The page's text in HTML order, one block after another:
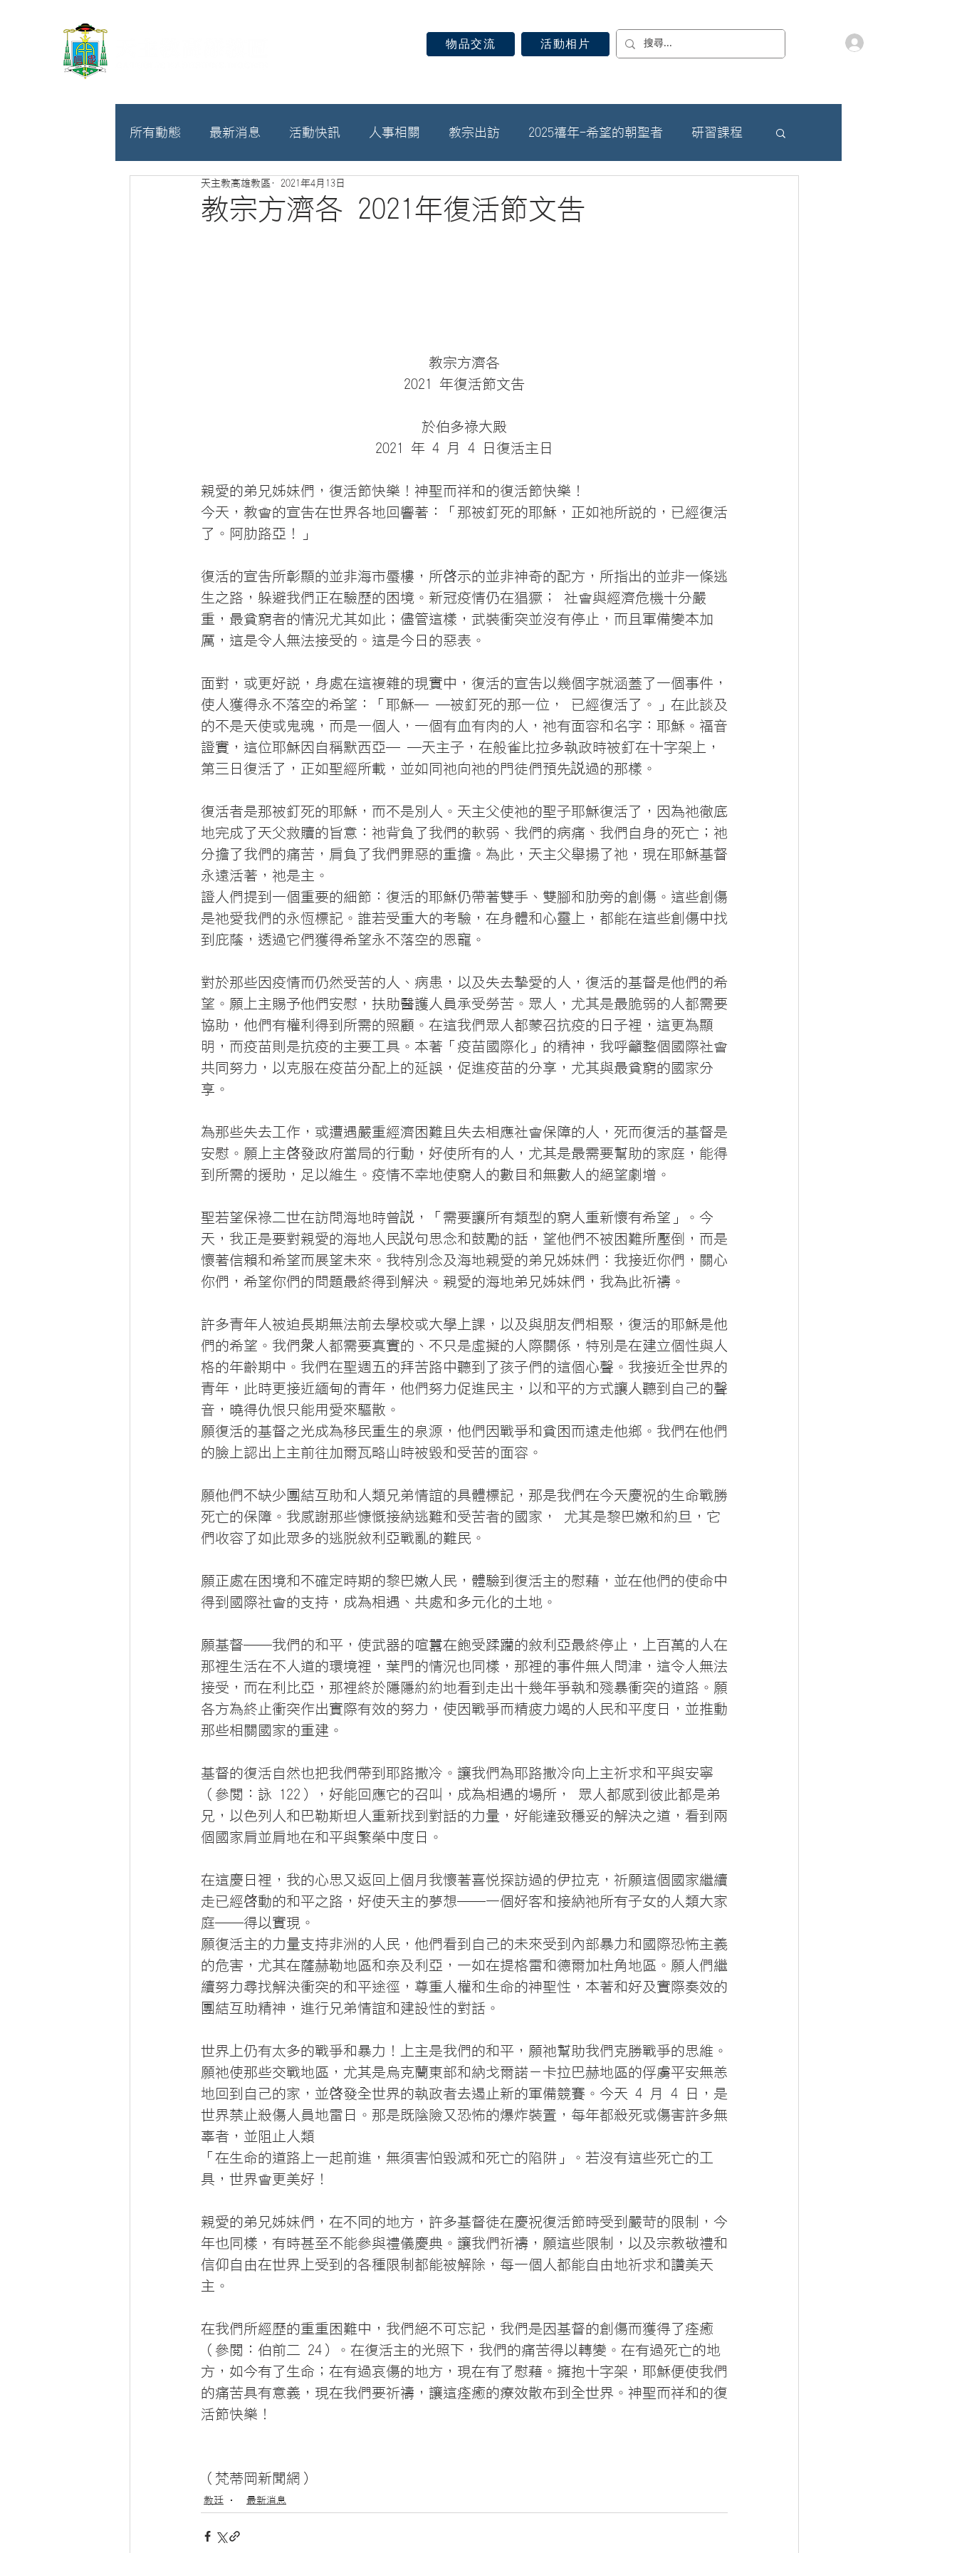
物品交流 活動相片
所有動態 最新消息 活動快訊 人事相關 教宗出訪 2025禧年-希望的朝聖者 研習課程
募款相關
教宗方濟各 2021年復活節文告
天主教高雄教區 2021年4月13日
教宗方濟各
2021 年復活節文告
於伯多祿大殿
2021 年 4 月 4 日復活主日
親愛的弟兄姊妹們，復活節快樂！神聖而祥和的復活節快樂！
今天，教會的宣告在世界各地回響著：「那被釘死的耶穌，正如祂所說的，已經復活
了。阿肋路亞！」
復活的宣告所彰顯的並非海市蜃樓，所啓示的並非神奇的配方，所指出的並非一條逃
生之路，躲避我們正在驗歷的困境。新冠疫情仍在猖獗； 社會與經濟危機十分嚴
重，最貧窮者的情況尤其如此；儘管這樣，武裝衝突並沒有停止，而且軍備變本加
厲，這是令人無法接受的。這是今日的惡表。
面對，或更好說，身處在這複雜的現實中，復活的宣告以幾個字就涵蓋了一個事件，
使人獲得永不落空的希望：「耶穌─ ─被釘死的那一位， 已經復活了。」在此談及
的不是天使或鬼魂，而是一個人，一個有血有肉的人，祂有面容和名字：耶穌。福音
證實，這位耶穌因自稱默西亞─ ─天主子，在般雀比拉多執政時被釘在十字架上，
第三日復活了，正如聖經所載，並如同祂向祂的門徒們預先説過的那樣。
復活者是那被釘死的耶穌，而不是別人。天主父使祂的聖子耶穌復活了，因為祂徹底
地完成了天父救贖的旨意：祂背負了我們的軟弱、我們的病痛、我們自身的死亡；祂
分擔了我們的痛苦，肩負了我們罪惡的重擔。為此，天主父舉揚了祂，現在耶穌基督
永遠活著，祂是主。
證人們提到一個重要的細節：復活的耶穌仍帶著雙手、雙腳和肋旁的創傷。這些創傷
是祂愛我們的永恆標記。誰若受重大的考驗，在身體和心靈上，都能在這些創傷中找
到庇蔭，透過它們獲得希望永不落空的恩寵。
對於那些因疫情而仍然受苦的人、病患，以及失去摯愛的人，復活的基督是他們的希
望。願上主賜予他們安慰，扶助醫護人員承受勞苦。眾人，尤其是最脆弱的人都需要
協助，他們有權利得到所需的照顧。在這我們眾人都蒙召抗疫的日子裡，這更為顯
明，而疫苗則是抗疫的主要工具。本著「疫苗國際化」的精神，我呼籲整個國際社會
共同努力，以克服在疫苗分配上的延誤，促進疫苗的分享，尤其與最貧窮的國家分
享。
為那些失去工作，或遭遇嚴重經濟困難且失去相應社會保障的人，死而復活的基督是
安慰。願上主啓發政府當局的行動，好使所有的人，尤其是最需要幫助的家庭，能得
到所需的援助，足以維生。疫情不幸地使窮人的數目和無數人的絕望劇增。
聖若望保祿二世在訪問海地時曾説，「需要讓所有類型的窮人重新懷有希望」。今
天，我正是要對親愛的海地人民説句思念和鼓勵的話，望他們不被困難所壓倒，而是
懷著信賴和希望而展望未來。我特別念及海地親愛的弟兄姊妹們：我接近你們，關心
你們，希望你們的問題最終得到解決。親愛的海地弟兄姊妹們，我為此祈禱。
許多青年人被迫長期無法前去學校或大學上課，以及與朋友們相聚，復活的耶穌是他
們的希望。我們衆人都需要真實的、不只是虛擬的人際關係，特別是在建立個性與人
格的年齡期中。我們在聖週五的拜苦路中聽到了孩子們的這個心聲。我接近全世界的
青年，此時更接近緬甸的青年，他們努力促進民主，以和平的方式讓人聽到自己的聲
音，曉得仇恨只能用愛來驅散。
願復活的基督之光成為移民重生的泉源，他們因戰爭和貧困而遠走他鄉。我們在他們
的臉上認出上主前往加爾瓦略山時被毀和受苦的面容。
願他們不缺少團結互助和人類兄弟情誼的具體標記，那是我們在今天慶祝的生命戰勝
死亡的保障。我感謝那些慷慨接納逃難和受苦者的國家， 尤其是黎巴嫩和約旦，它
們收容了如此眾多的逃脫敘利亞戰亂的難民。
願正處在困境和不確定時期的黎巴嫩人民，體驗到復活主的慰藉，並在他們的使命中
得到國際社會的支持，成為相遇、共處和多元化的土地。
願基督──我們的和平，使武器的喧囂在飽受蹂躪的敘利亞最終停止，上百萬的人在
那裡生活在不人道的環境裡，葉門的情況也同樣，那裡的事件無人問津，這令人無法
接受，而在利比亞，那裡終於隱隱約約地看到走出十幾年爭執和殘暴衝突的道路。願
各方為終止衝突作出實際有效的努力，使因戰爭而精疲力竭的人民和平度日，並推動
那些相關國家的重建。
基督的復活自然也把我們帶到耶路撒冷。讓我們為耶路撒冷向上主祈求和平與安寧
（參閱：詠 122），好能回應它的召叫，成為相遇的場所， 眾人都感到彼此都是弟
兄，以色列人和巴勒斯坦人重新找到對話的力量，好能達致穩妥的解決之道，看到兩
個國家肩並肩地在和平與繁榮中度日。
在這慶日裡，我的心思又返回上個月我懷著喜悅探訪過的伊拉克，祈願這個國家繼續
走已經啓動的和平之路，好使天主的夢想──一個好客和接納祂所有子女的人類大家
庭──得以實現。
願復活主的力量支持非洲的人民，他們看到自己的未來受到內部暴力和國際恐怖主義
的危害，尤其在薩赫勒地區和奈及利亞，一如在提格雷和德爾加杜角地區。願人們繼
續努力尋找解決衝突的和平途徑，尊重人權和生命的神聖性，本著和好及實際奏效的
團結互助精神，進行兄弟情誼和建設性的對話。
世界上仍有太多的戰爭和暴力！上主是我們的和平，願祂幫助我們克勝戰爭的思維。
願祂使那些交戰地區，尤其是烏克蘭東部和納戈爾諾－卡拉巴赫地區的俘虜平安無恙
地回到自己的家，並啓發全世界的執政者去遏止新的軍備競賽。今天 4 月 4 日，是
世界禁止殺傷人員地雷日。那是既陰險又恐怖的爆炸裝置，每年都殺死或傷害許多無
辜者，並阻止人類
「在生命的道路上一起前進，無須害怕毀滅和死亡的陷阱」。若沒有這些死亡的工
具，世界會更美好！
親愛的弟兄姊妹們，在不同的地方，許多基督徒在慶祝復活節時受到嚴苛的限制，今
年也同樣，有時甚至不能參與禮儀慶典。讓我們祈禱，願這些限制，以及宗教敬禮和
信仰自由在世界上受到的各種限制都能被解除，每一個人都能自由地祈求和讚美天
主。
在我們所經歷的重重困難中，我們絕不可忘記，我們是因基督的創傷而獲得了痊癒
（參閱：伯前二 24）。在復活主的光照下，我們的痛苦得以轉變。在有過死亡的地
方，如今有了生命；在有過哀傷的地方，現在有了慰藉。擁抱十字架，耶穌便使我們
的痛苦具有意義，現在我們要祈禱，讓這痊癒的療效散布到全世界。神聖而祥和的復
活節快樂！
（梵蒂岡新聞網）
教廷 最新消息